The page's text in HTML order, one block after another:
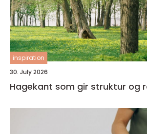
inspiration
30. July 2026
Hagekant som gir struktur og